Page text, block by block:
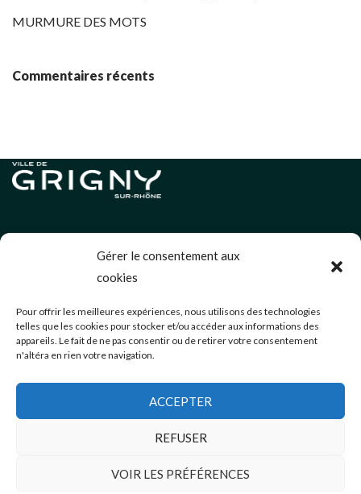
Gérer le consentement aux
cookies
Pour offrir les meilleures expériences, nous utilisons des technologies
telles que les cookies pour stocker et/ou accéder aux informations des
appareils. Le fait de ne pas consentir ou de retirer votre consentement
n'altéra en rien votre navigation.
ACCEPTER
REFUSER
VOIR LES PRÉFÉRENCES
MURMURE DES MOTS
Commentaires récents
Politique de cookies (UE)
Éditions précédentes
04 72 49 52 49
3 Avenue Jean Estragnat